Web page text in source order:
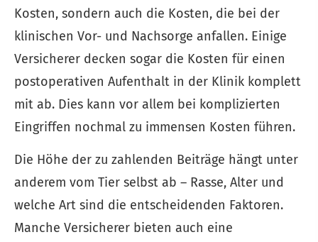
Kosten, sondern auch die Kosten, die bei der
klinischen Vor- und Nachsorge anfallen. Einige
Versicherer decken sogar die Kosten für einen
postoperativen Aufenthalt in der Klinik komplett
mit ab. Dies kann vor allem bei komplizierten
Eingriffen nochmal zu immensen Kosten führen.
Die Höhe der zu zahlenden Beiträge hängt unter
anderem vom Tier selbst ab – Rasse, Alter und
welche Art sind die entscheidenden Faktoren.
Manche Versicherer bieten auch eine